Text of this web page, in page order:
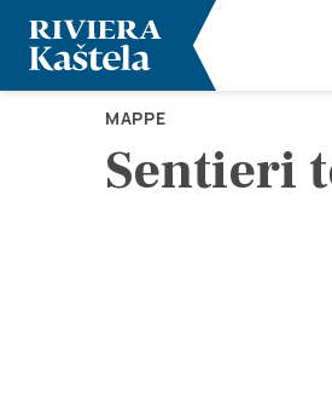
MAPPE
Sentieri